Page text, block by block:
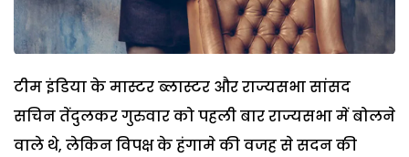
टीम इंडिया के मास्टर ब्लास्टर और राज्यसभा सांसद
सचिन तेंदुलकर गुरुवार को पहली बार राज्यसभा में बोलने
वाले थे, लेकिन विपक्ष के हंगामे की वजह से सदन की